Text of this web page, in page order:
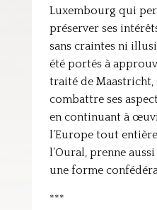
Luxembourg qui
préserver ses
sans craintes ni
été portés à
traité de Maastricht,
combattre ses
en continuant à
l’Europe tout
l’Oural, prenne
une forme
***